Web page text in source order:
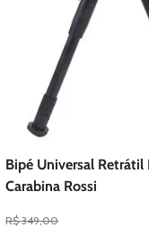
Bipé Universal Retrátil
Carabina Rossi
R$ 349,00